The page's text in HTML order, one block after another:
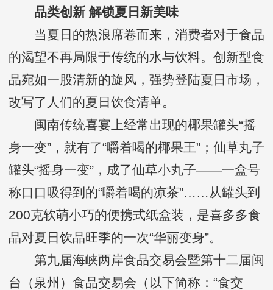
品类创新 解锁夏日新美味
当夏日的热浪席卷而来，消费者对于食品
的渴望不再局限于传统的水与饮料。创新型食
品宛如一股清新的旋风，强势登陆夏日市场，
改写了人们的夏日饮食清单。
闽南传统喜宴上经常出现的椰果罐头“摇
身一变”，就有了“嚼着喝的椰果王”；仙草丸子
罐头“摇身一变”，成了仙草小丸子——一盒号
称口口吸得到的“嚼着喝的凉茶”……从罐头到
200克软萌小巧的便携式纸盒装，是喜多多食
品对夏日饮品旺季的一次“华丽变身”。
第九届海峡两岸食品交易会暨第十二届闽
台（泉州）食品交易会（以下简称：“食交